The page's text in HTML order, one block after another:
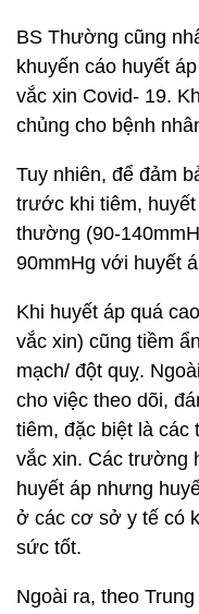
BS Thường cũng
khuyến cáo huyết
vắc xin Covid- 19.
chủng cho bệnh
Tuy nhiên, để đảm
trước khi tiêm,
thường (90-
90mmHg với huyết
Khi huyết áp quá
vắc xin) cũng tiềm
mạch/ đột quỵ.
cho việc theo dõi,
tiêm, đặc biệt là
vắc xin. Các trường
huyết áp nhưng
ở các cơ sở y tế có
sức tốt.
Ngoài ra, theo